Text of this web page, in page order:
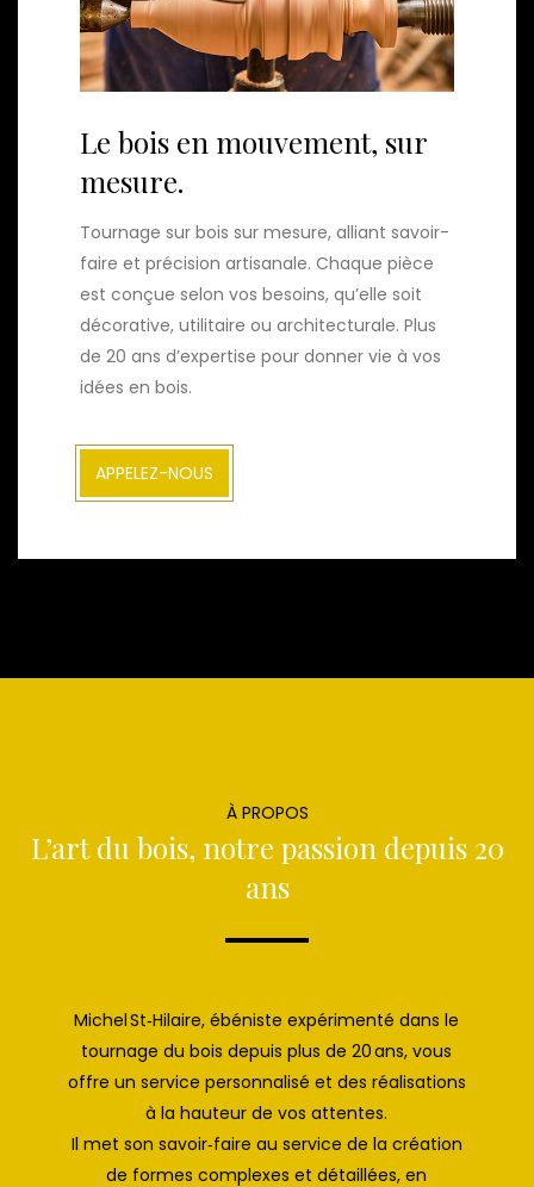
Le bois en mouvement, sur
mesure.
Tournage sur bois sur mesure, alliant savoir-
faire et précision artisanale. Chaque pièce
est conçue selon vos besoins, qu’elle soit
décorative, utilitaire ou architecturale. Plus
de 20 ans d’expertise pour donner vie à vos
idées en bois.
APPELEZ-NOUS
À PROPOS
L’art du bois, notre passion depuis 20
ans
Michel St‑Hilaire, ébéniste expérimenté dans le
tournage du bois depuis plus de 20 ans, vous
offre un service personnalisé et des réalisations
à la hauteur de vos attentes.
Il met son savoir‑faire au service de la création
de formes complexes et détaillées, en